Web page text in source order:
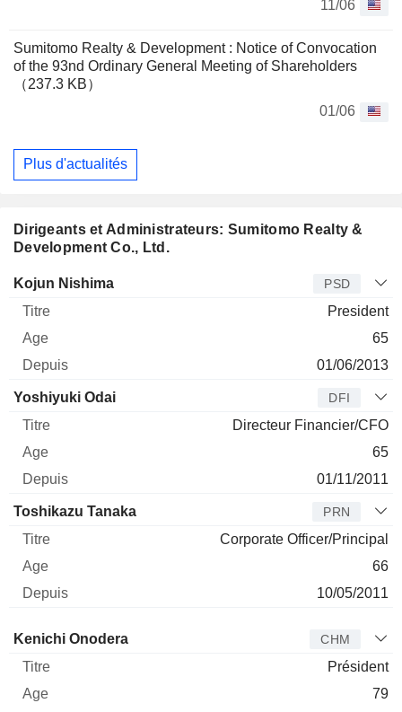
11/06
Sumitomo Realty & Development : Notice of Convocation
of the 93nd Ordinary General Meeting of Shareholders
（237.3 KB）
01/06
Plus d'actualités
Dirigeants et Administrateurs: Sumitomo Realty &
Development Co., Ltd.
Dirigeant Titre
Kojun Nishima PSD
President
65
01/06/2013
Yoshiyuki Odai DFI
Directeur Financier/CFO
65
01/11/2011
Toshikazu Tanaka PRN
Corporate Officer/Principal
66
10/05/2011
Administrateur Titre
Kenichi Onodera CHM
Président
79